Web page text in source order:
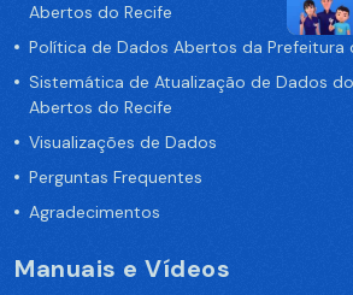
Abertos do Recife
Política de Dados Abertos da Prefeitura
Sistemática de Atualização de Dados
Abertos do Recife
Visualizações de Dados
Perguntas Frequentes
Agradecimentos
Manuais e Vídeos